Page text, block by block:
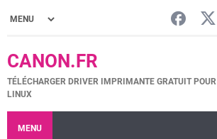
CANON.FR
TÉLÉCHARGER DRIVER IMPRIMANTE GRATUIT
LINUX
MENU